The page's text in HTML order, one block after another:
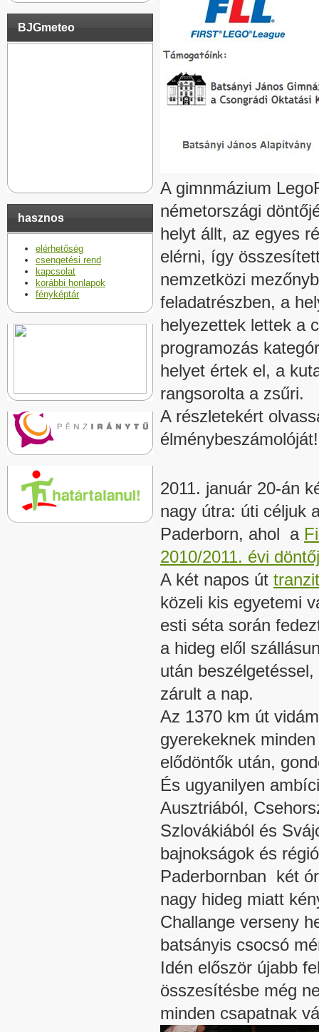
BJGmeteo
hasznos
elérhetőség
csengetési rend
kapcsolat
korábbi honlapok
fényképtár
A gimnmázium
németországi
helyt állt, az egyes
elérni, így
nemzetközi
feladatrészben, a
helyezettek lettek a
programozás
helyet értek el, a
rangsorolta a zsűri.
A részletekért
élménybeszámolóját!
2011. január 20-án
nagy útra: úti céljuk
Paderborn, ahol a
2010/2011. évi
A két napos út
közeli kis egyetemi
esti séta során
a hideg elől
után
zárult a nap.
Az 1370 km út
gyerekeknek
elődöntők után,
És ugyanilyen
Ausztriából,
Szlovákiából és
bajnokságok és
Paderbornban két
nagy hideg miatt
Challange verseny
batsányis csocsó
Idén először újabb
összesítésbe még
minden csapatnak